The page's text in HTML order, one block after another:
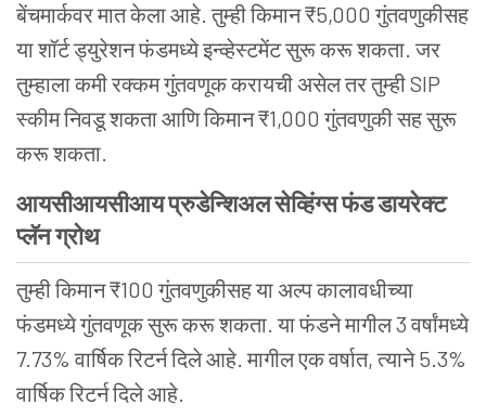
बेंचमार्कवर मात केला आहे. तुम्ही किमान ₹5,000 गुंतवणुकीसह
या शॉर्ट ड्युरेशन फंडमध्ये इन्व्हेस्टमेंट सुरू करू शकता. जर
तुम्हाला कमी रक्कम गुंतवणूक करायची असेल तर तुम्ही SIP
स्कीम निवडू शकता आणि किमान ₹1,000 गुंतवणुकी सह सुरू
करू शकता.
आयसीआयसीआयप्रुडेन्शिअलसेव्हिंग्सफंडडायरेक्ट
प्लॅनग्रोथ
तुम्ही किमान ₹100 गुंतवणुकीसह या अल्प कालावधीच्या
फंडमध्ये गुंतवणूक सुरू करू शकता. या फंडने मागील 3 वर्षांमध्ये
7.73% वार्षिक रिटर्न दिले आहे. मागील एक वर्षात, त्याने 5.3%
वार्षिक रिटर्न दिले आहे.